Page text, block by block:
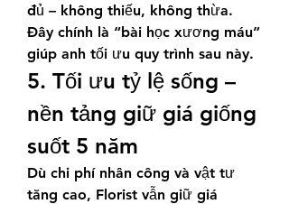
đủ – không thiếu, không thừa.
Đây chính là “bài học xương máu”
giúp anh tối ưu quy trình sau này.
5. Tối ưu tỷ lệ sống –
nền tảng giữ giá giống
suốt 5 năm
Dù chi phí nhân công và vật tư
tăng cao, Florist vẫn giữ giá